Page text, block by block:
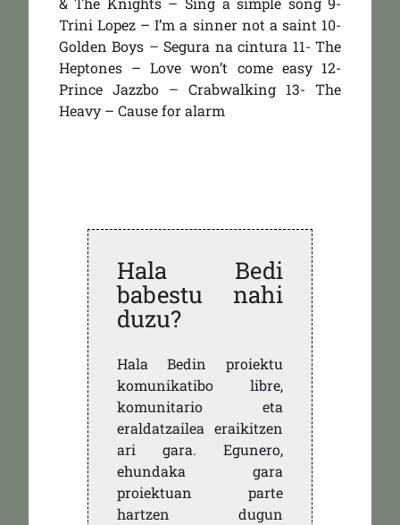
Trini Lopez – I’m a sinner not a saint 10-
Golden Boys – Segura na cintura 11- The
Heptones – Love won’t come easy 12-
Prince Jazzbo – Crabwalking 13- The
Heavy – Cause for alarm
Hala Bedi
babestu nahi
duzu?
Hala Bedin proiektu
komunikatibo libre,
komunitario eta
eraldatzailea eraikitzen
ari gara. Egunero,
ehundaka gara
proiektuan parte
hartzen dugun